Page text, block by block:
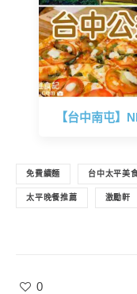
【台中南屯】
免費續麵 台中太平美
太平晚餐推薦 激勵軒
0